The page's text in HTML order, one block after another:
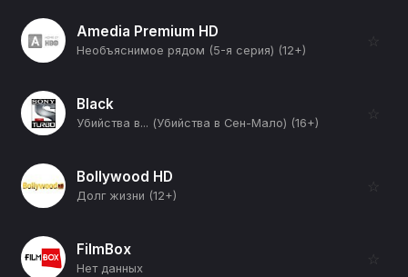
Amedia Premium HD
Необъяснимое рядом (5-я серия) (12+)
☆
Black
Убийства в... (Убийства в Сен-Мало) (16+)
☆
Bollywood HD
Долг жизни (12+)
☆
FilmBox
Нет данных
☆